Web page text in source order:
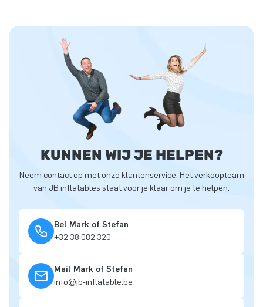
KUNNEN WIJ JE HELPEN?
Neem contact op met onze klantenservice. Het verkoopteam
van JB inflatables staat voor je klaar om je te helpen.
Bel Mark of Stefan
+32 38 082 320
Mail Mark of Stefan
info@jb-inflatable.be